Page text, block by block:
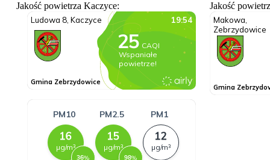
Jakość powietrza Kaczyce: Jakość